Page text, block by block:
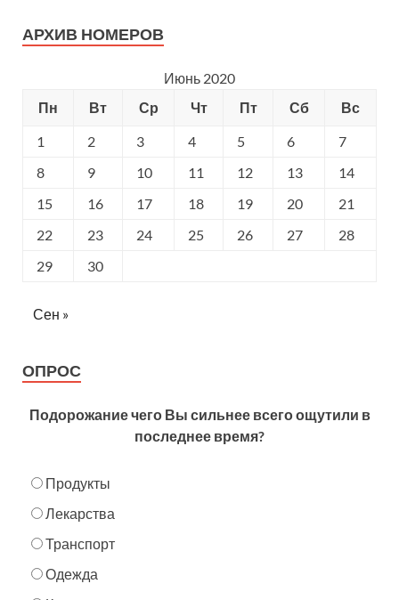
АРХИВ НОМЕРОВ
Июнь 2020
Пн
Вт Ср Чт Пт Сб
Вс
1
2 3 4 5 6
7
8
9 10 11 12 13
14
15
16 17 18 19 20
21
22
23 24 25 26 27
28
29
30
Сен »
ОПРОС
Подорожание чего Вы сильнее всего ощутили в
последнее время?
Продукты
Лекарства
Транспорт
Одежда